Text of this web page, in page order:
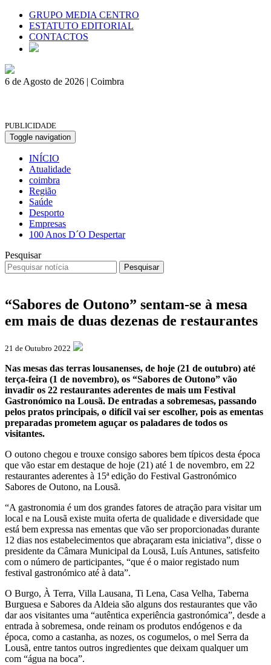
GRUPO MEDIA CENTRO
ESTATUTO EDITORIAL
CONTACTOS
6 de Agosto de 2026 | Coimbra
PUBLICIDADE
Toggle navigation
INÍCIO
Atualidade
coimbra
Região
Saúde
Desporto
Empresas
100 Anos D´O Despertar
Pesquisar
Pesquisar
“Sabores de Outono” sentam-se à mesa
em mais de duas dezenas de restaurantes
21 de Outubro 2022
Nas mesas das terras lousanenses, de hoje (21 de outubro) até
terça-feira (1 de novembro), os “Sabores de Outono” vão
invadir os 22 restaurantes aderentes de mais um Festival
Gastronómico na Lousã. De entradas a sobremesas, passando
pelos pratos principais, o difícil vai ser escolher, pois as ementas
preparadas prometem aguçar os paladares de todos os
visitantes.
O outono chegou e trouxe consigo sabores bem típicos desta época
que vão estar em destaque de hoje (21) até 1 de novembro, em 22
restaurantes aderentes à 15ª edição do Festival Gastronómico
Sabores de Outono, na Lousã.
“A gastronomia é um dos grandes fatores de atração para visitar um
local e na Lousã existe muita oferta de qualidade e diversidade que
está bem expressa nas ementas que vão ser proporcionadas durante
12 dias nos estabelecimentos que abraçaram esta iniciativa”, disse o
presidente da Câmara Municipal da Lousã, Luís Antunes, satisfeito
com o número de participantes, “que é o maior registado num
festival gastronómico até à data”.
O Burgo, À Terra, Villa Lausana, Ti Lena, Casa Velha, Taberna
Burguesa e Sabores da Aldeia são alguns dos restaurantes que vão
dar aos visitantes uma “autêntica experiência gastronómica”, desde a
entrada à sobremesa, onde reinam os produtos endógenos e da
época, como a castanha, as nozes, os cogumelos, o mel Serra da
Lousã, entre tantos outros ingredientes que deixam qualquer um
com “água na boca”.